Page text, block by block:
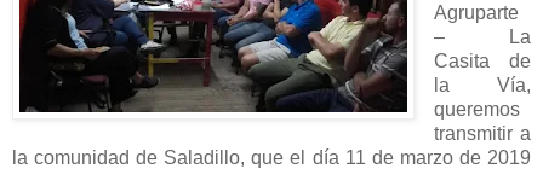
Agruparte
– La
Casita de
la Vía,
queremos
transmitir a
la comunidad de Saladillo, que el día 11 de marzo de 2019